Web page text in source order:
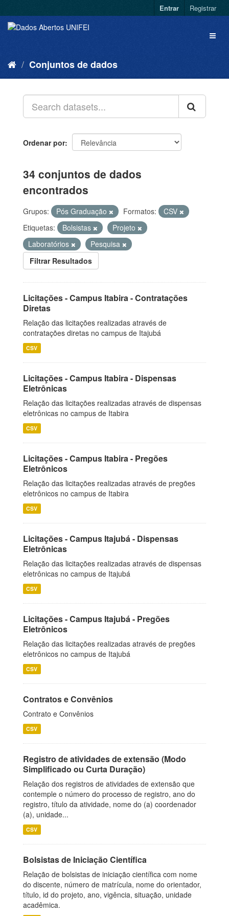
Entrar Registrar
Conjuntos de dados
Ordenar por
34 conjuntos de dados
encontrados
Grupos: Pós Graduação Formatos:
CSV
Etiquetas:
Bolsistas
Projeto
Laboratórios
Pesquisa
Filtrar Resultados
Licitações - Campus Itabira - Contratações
Diretas
Relação das licitações realizadas através de
contratações diretas no campus de Itajubá
CSV
Licitações - Campus Itabira - Dispensas
Eletrônicas
Relação das licitações realizadas através de dispensas
eletrônicas no campus de Itabira
CSV
Licitações - Campus Itabira - Pregões
Eletrônicos
Relação das licitações realizadas através de pregões
eletrônicos no campus de Itabira
CSV
Licitações - Campus Itajubá - Dispensas
Eletrônicas
Relação das licitações realizadas através de dispensas
eletrônicas no campus de Itajubá
CSV
Licitações - Campus Itajubá - Pregões
Eletrônicos
Relação das licitações realizadas através de pregões
eletrônicos no campus de Itajubá
CSV
Contratos e Convênios
Contrato e Convênios
CSV
Registro de atividades de extensão (Modo
Simplificado ou Curta Duração)
Relação dos registros de atividades de extensão que
contemple o número do processo de registro, ano do
registro, título da atividade, nome do (a) coordenador
(a), unidade...
CSV
Bolsistas de Iniciação Científica
Relação de bolsistas de iniciação científica com nome
do discente, número de matrícula, nome do orientador,
título, id do projeto, ano, vigência, situação, unidade
acadêmica.